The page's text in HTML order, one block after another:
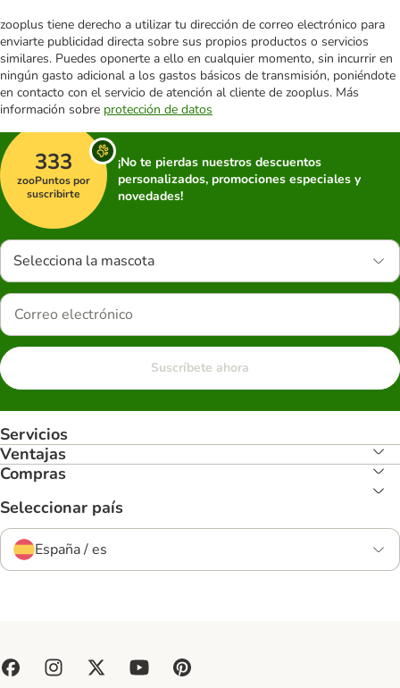
zooplus tiene derecho a utilizar tu dirección de correo electrónico para
enviarte publicidad directa sobre sus propios productos o servicios
similares. Puedes oponerte a ello en cualquier momento, sin incurrir en
ningún gasto adicional a los gastos básicos de transmisión, poniéndote
en contacto con el servicio de atención al cliente de zooplus. Más
información sobre protección de datos
333
zooPuntos por
suscribirte
¡No te pierdas nuestros descuentos
personalizados, promociones especiales y
novedades!
Selecciona la mascota
Suscríbete ahora
Servicios
Ventajas
Compras
Seleccionar país
España / es